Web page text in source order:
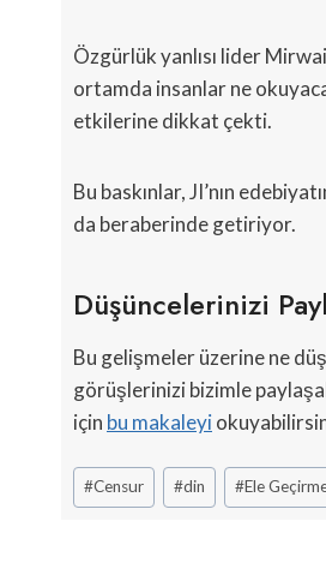
Özgürlük yanlısı lider
ortamda insanlar ne
etkilerine dikkat çekti.
Bu baskınlar, JI’nın
da beraberinde getiriyor.
Düşüncelerinizi
Bu gelişmeler üzerine ne
görüşlerinizi bizimle
için bu makaleyi
Post
Tags:
#Censur #din #Ele